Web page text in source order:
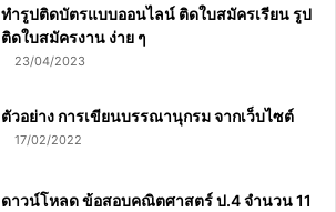
ทำรูปติดบัตรแบบออนไลน์ ติดใบสมัครเรียน รูป
ติดใบสมัครงาน ง่าย ๆ
23/04/2023
ตัวอย่าง การเขียนบรรณานุกรม จากเว็บไซต์
17/02/2022
ดาวน์โหลด ข้อสอบคณิตศาสตร์ ป.4 จำนวน 11